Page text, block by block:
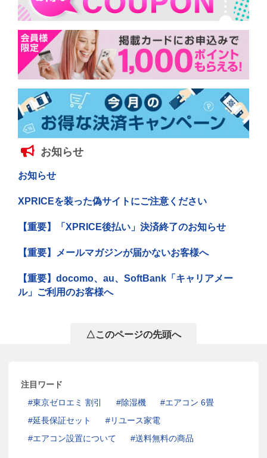
お知らせ
お知らせ
XPRICEを装った偽サイトにご注意ください
【重要】「XPRICE後払い」決済終了のお知らせ
【重要】メールマガジンが届かないお客様へ
【重要】docomo、au、SoftBank「キャリアメー
ル」ご利用のお客様へ
△このページの先頭へ
注目ワード
東京ゼロエミ 割引
除湿機
エアコン 6畳
延長保証セット
リユース家電
エアコン設置について
送料無料の商品